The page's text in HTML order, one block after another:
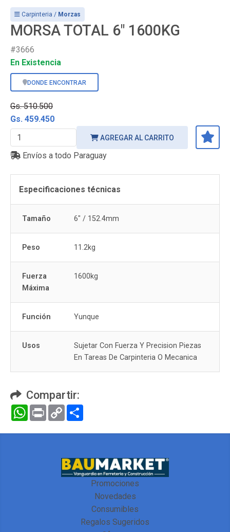
Carpinteria / Morzas
MORSA TOTAL 6" 1600KG
#3666
En Existencia
DONDE ENCONTRAR
Gs. 510.500
Gs. 459.450
AGREGAR AL CARRITO
Envíos a todo Paraguay
Especificaciones técnicas
Tamaño 6" / 152.4mm
Peso 11.2kg
Fuerza
Máxima
1600kg
Función Yunque
Usos
Sujetar Con Fuerza Y Precision Piezas
En Tareas De Carpinteria O Mecanica
Compartir:
WhatsApp
Print Copy
Link
Promociones
Novedades
Consumibles
Regalos Sugeridos